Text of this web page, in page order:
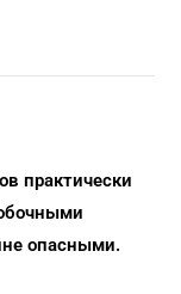
практически
опасными.